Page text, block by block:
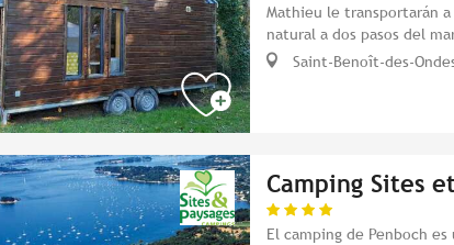
Mathieu le transportarán
natural a dos pasos del
Saint-Benoît-des-
Camping Sites
El camping de Penboch